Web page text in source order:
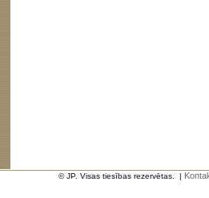
© JP. Visas tiesības rezervētas. |